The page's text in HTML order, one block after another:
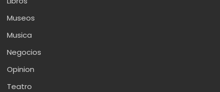
Museos
Musica
Negocios
Opinion
Teatro